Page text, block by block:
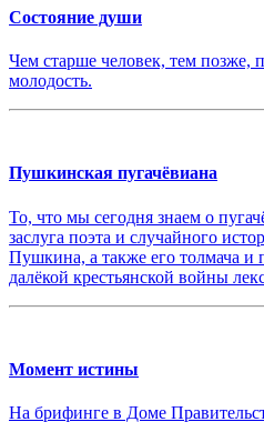
Состояние души
Чем старше человек, тем позже,
молодость.
Пушкинская пугачёвиана
То, что мы сегодня знаем о
заслуга поэта и случайного
Пушкина, а также его толмача и
далёкой крестьянской войны
Момент истины
На брифинге в Доме